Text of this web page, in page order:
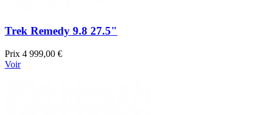
Trek Remedy 9.8 27.5"
Prix 4 999,00 €
Voir